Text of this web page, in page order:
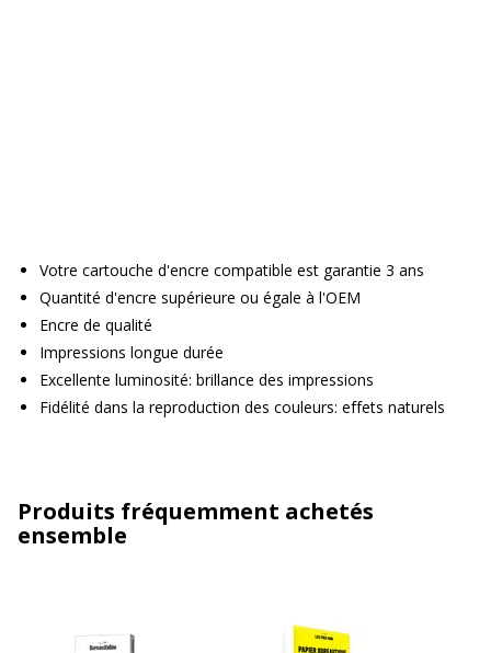
Votre cartouche d'encre compatible est garantie 3 ans
Quantité d'encre supérieure ou égale à l'OEM
Encre de qualité
Impressions longue durée
Excellente luminosité: brillance des impressions
Fidélité dans la reproduction des couleurs: effets naturels
Produits fréquemment achetés
ensemble